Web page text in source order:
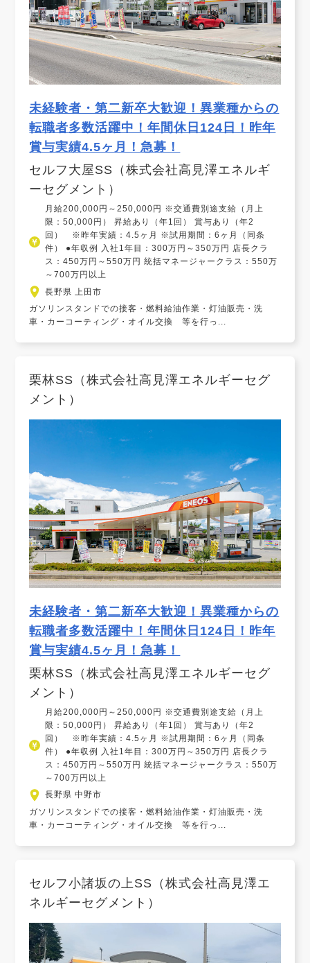
未経験者・第二新卒大歓迎！異業種からの
転職者多数活躍中！年間休日124日！昨年
賞与実績4.5ヶ月！急募！
セルフ大屋SS（株式会社高見澤エネルギ
ーセグメント）
月給200,000円～250,000円 ※交通費別途支給（月上
限：50,000円） 昇給あり（年1回） 賞与あり（年2
回） ※昨年実績：4.5ヶ月 ※試用期間：6ヶ月（同条
件） ●年収例 入社1年目：300万円～350万円 店長クラ
ス：450万円～550万円 統括マネージャークラス：550万
～700万円以上
長野県 上田市
ガソリンスタンドでの接客・燃料給油作業・灯油販売・洗
車・カーコーティング・オイル交換 等を行っ...
栗林SS（株式会社高見澤エネルギーセグ
メント）
未経験者・第二新卒大歓迎！異業種からの
転職者多数活躍中！年間休日124日！昨年
賞与実績4.5ヶ月！急募！
栗林SS（株式会社高見澤エネルギーセグ
メント）
月給200,000円～250,000円 ※交通費別途支給（月上
限：50,000円） 昇給あり（年1回） 賞与あり（年2
回） ※昨年実績：4.5ヶ月 ※試用期間：6ヶ月（同条
件） ●年収例 入社1年目：300万円～350万円 店長クラ
ス：450万円～550万円 統括マネージャークラス：550万
～700万円以上
長野県 中野市
ガソリンスタンドでの接客・燃料給油作業・灯油販売・洗
車・カーコーティング・オイル交換 等を行っ...
セルフ小諸坂の上SS（株式会社高見澤エ
ネルギーセグメント）